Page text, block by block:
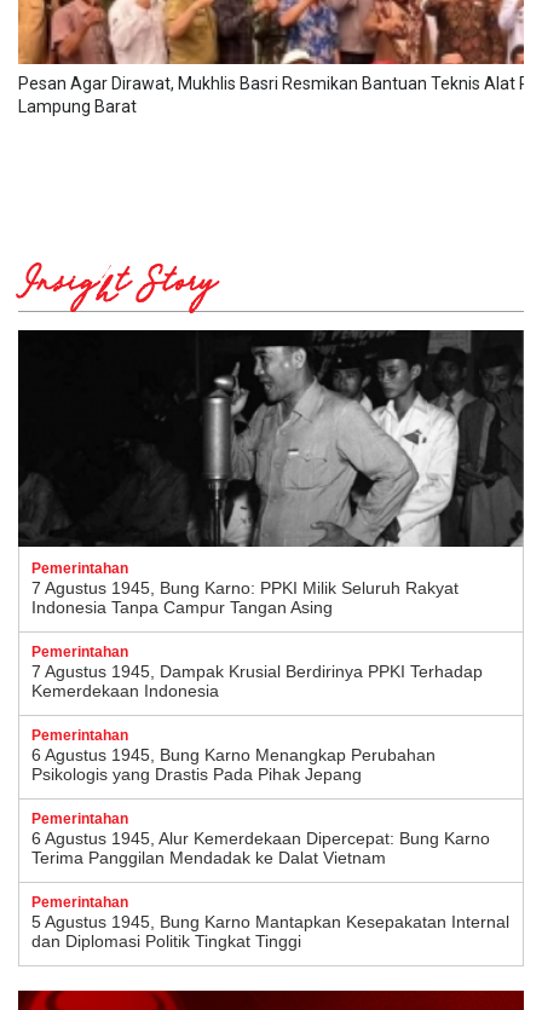
Pesan Agar Dirawat, Mukhlis Basri Resmikan Bantuan Teknis Alat
Lampung Barat
Insight Story
Pemerintahan
7 Agustus 1945, Bung Karno: PPKI Milik Seluruh Rakyat
Indonesia Tanpa Campur Tangan Asing
Pemerintahan
7 Agustus 1945, Dampak Krusial Berdirinya PPKI Terhadap
Kemerdekaan Indonesia
Pemerintahan
6 Agustus 1945, Bung Karno Menangkap Perubahan
Psikologis yang Drastis Pada Pihak Jepang
Pemerintahan
6 Agustus 1945, Alur Kemerdekaan Dipercepat: Bung Karno
Terima Panggilan Mendadak ke Dalat Vietnam
Pemerintahan
5 Agustus 1945, Bung Karno Mantapkan Kesepakatan Internal
dan Diplomasi Politik Tingkat Tinggi